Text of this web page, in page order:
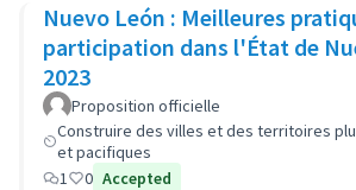
Nuevo León : Meilleures
participation dans l'État de
2023
Proposition officielle
Construire des villes et des territoires
et pacifiques
1
0 Accepted